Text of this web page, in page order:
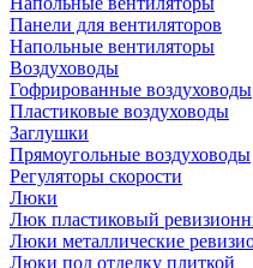
Панели для вентиляторов
Напольные вентиляторы
Воздуховоды
Гофрированные воздуховоды
Пластиковые воздуховоды
Заглушки
Прямоугольные воздуховоды
Регуляторы скорости
Люки
Люк пластиковый
Люки металлические
Люки под отделку плиткой